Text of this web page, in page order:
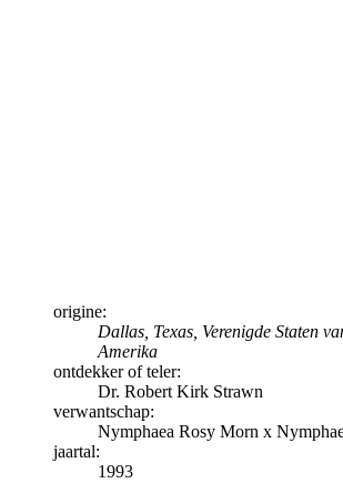
origine:
Dallas, Texas, Verenigde Staten
Amerika
ontdekker of teler:
Dr. Robert Kirk Strawn
verwantschap:
Nymphaea Rosy Morn x
jaartal:
1993